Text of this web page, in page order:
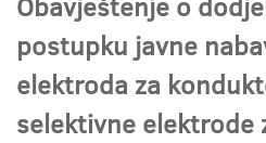
postupku javne
elektroda za
selektivne elektrode